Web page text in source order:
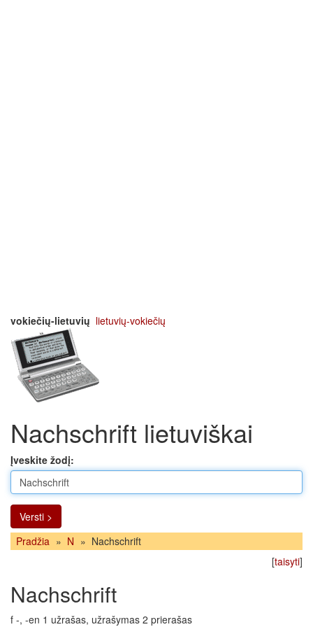
vokiečių-lietuvių lietuvių-vokiečių
Nachschrift lietuviškai
Įveskite žodį:
Versti >
Pradžia » N » Nachschrift
[taisyti]
Nachschrift
f -, -en 1 užrašas, užrašymas 2 prierašas